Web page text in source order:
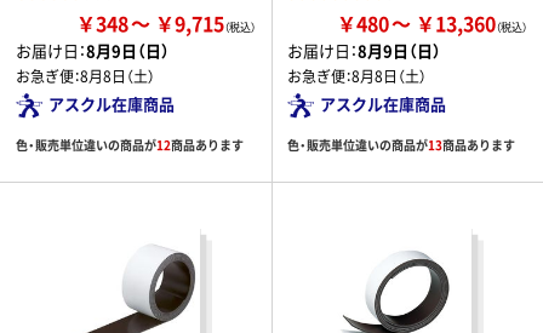
￥348 ￥9,715
お届け日：8月9日（日）
お急ぎ便：8月8日（土）
アスクル在庫商品
色・販売単位違いの商品が12商品あります
￥480 ￥13,360
お届け日：8月9日（日）
お急ぎ便：8月8日（土）
アスクル在庫商品
色・販売単位違いの商品が13商品あります